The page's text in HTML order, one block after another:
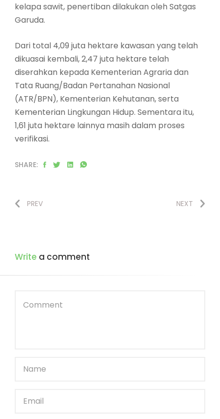
kelapa sawit, penertiban dilakukan oleh Satgas
Garuda.
Dari total 4,09 juta hektare kawasan yang telah
dikuasai kembali, 2,47 juta hektare telah
diserahkan kepada Kementerian Agraria dan
Tata Ruang/Badan Pertanahan Nasional
(ATR/BPN), Kementerian Kehutanan, serta
Kementerian Lingkungan Hidup. Sementara itu,
1,61 juta hektare lainnya masih dalam proses
verifikasi.
SHARE:
PREV NEXT
Write a comment